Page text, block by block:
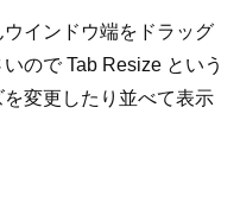
インドウ端をドラッグ
ので Tab Resize という
変更したり並べて表示